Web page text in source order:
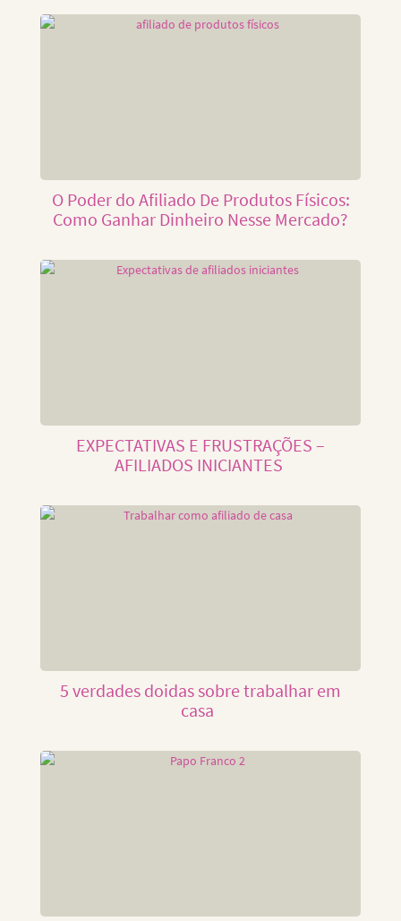
O Poder do Afiliado De Produtos Físicos:
Como Ganhar Dinheiro Nesse Mercado?
EXPECTATIVAS E FRUSTRAÇÕES –
AFILIADOS INICIANTES
5 verdades doidas sobre trabalhar em
casa